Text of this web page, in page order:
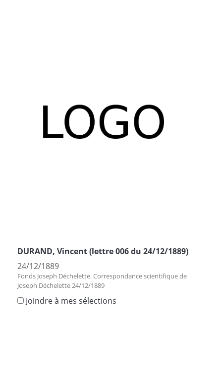
DURAND, Vincent (lettre 006 du 24/12/1889)
24/12/1889
Fonds Joseph Déchelette. Correspondance scientifique de
Joseph Déchelette 24/12/1889
Joindre à mes sélections